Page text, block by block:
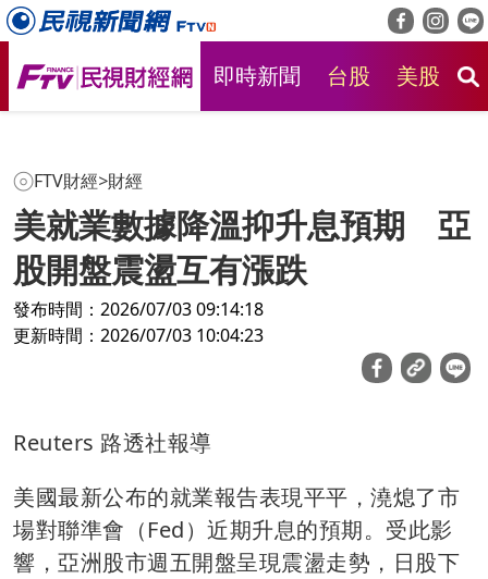
即時新聞 台股 美股
FTV財經>財經
美就業數據降溫抑升息預期 亞
股開盤震盪互有漲跌
發布時間：2026/07/03 09:14:18
更新時間：2026/07/03 10:04:23
Reuters 路透社報導
美國最新公布的就業報告表現平平，澆熄了市
場對聯準會（Fed）近期升息的預期。受此影
響，亞洲股市週五開盤呈現震盪走勢，日股下